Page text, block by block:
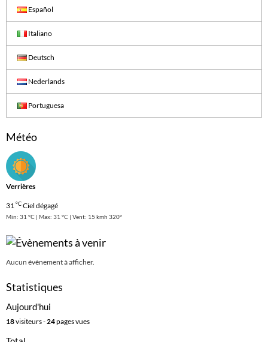
Español
Italiano
Deutsch
Nederlands
Portuguesa
Météo
Verrières
31°CCiel dégagé
Min: 31 °C | Max: 31 °C | Vent: 15 kmh 320°
Aucun évènement à afficher.
Statistiques
Aujourd'hui
18visiteurs -24pages vues